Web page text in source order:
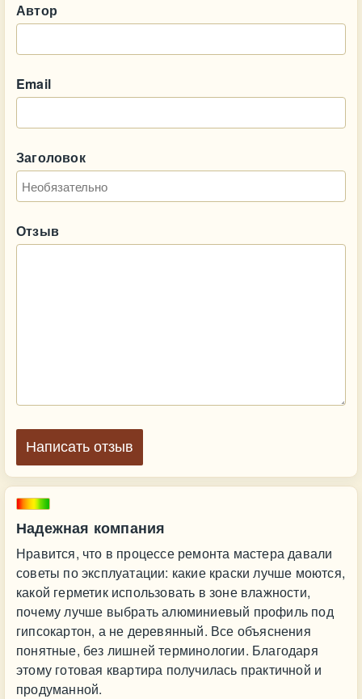
Надежная компания
Нравится, что в процессе ремонта мастера давали
советы по эксплуатации: какие краски лучше моются,
какой герметик использовать в зоне влажности,
почему лучше выбрать алюминиевый профиль под
гипсокартон, а не деревянный. Все объяснения
понятные, без лишней терминологии. Благодаря
этому готовая квартира получилась практичной и
продуманной.
Автор
Email
Заголовок
Отзыв
Написать отзыв